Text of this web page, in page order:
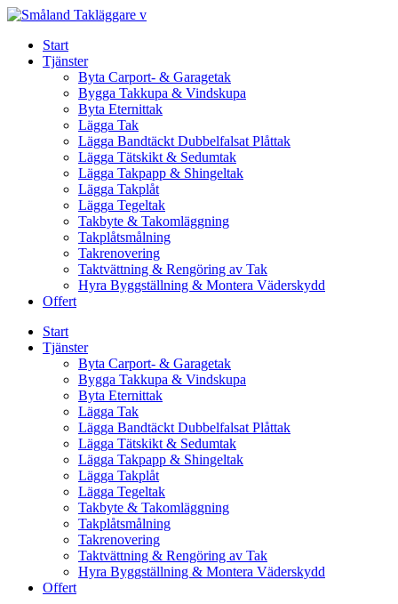
Skip
contentStart
Tjänster
Byta Carport- & Garagetak
Bygga Takkupa & Vindskupa
Byta Eternittak
Lägga Tak
Lägga Bandtäckt Dubbelfalsat Plåttak
Lägga Tätskikt & Sedumtak
Lägga Takpapp & Shingeltak
Lägga Takplåt
Lägga Tegeltak
Takbyte & Takomläggning
Takplåtsmålning
Takrenovering
Taktvättning & Rengöring av Tak
Hyra Byggställning & Montera Väderskydd
Offert
Start
Tjänster
Byta Carport- & Garagetak
Bygga Takkupa & Vindskupa
Byta Eternittak
Lägga Tak
Lägga Bandtäckt Dubbelfalsat Plåttak
Lägga Tätskikt & Sedumtak
Lägga Takpapp & Shingeltak
Lägga Takplåt
Lägga Tegeltak
Takbyte & Takomläggning
Takplåtsmålning
Takrenovering
Taktvättning & Rengöring av Tak
Hyra Byggställning & Montera Väderskydd
Offert